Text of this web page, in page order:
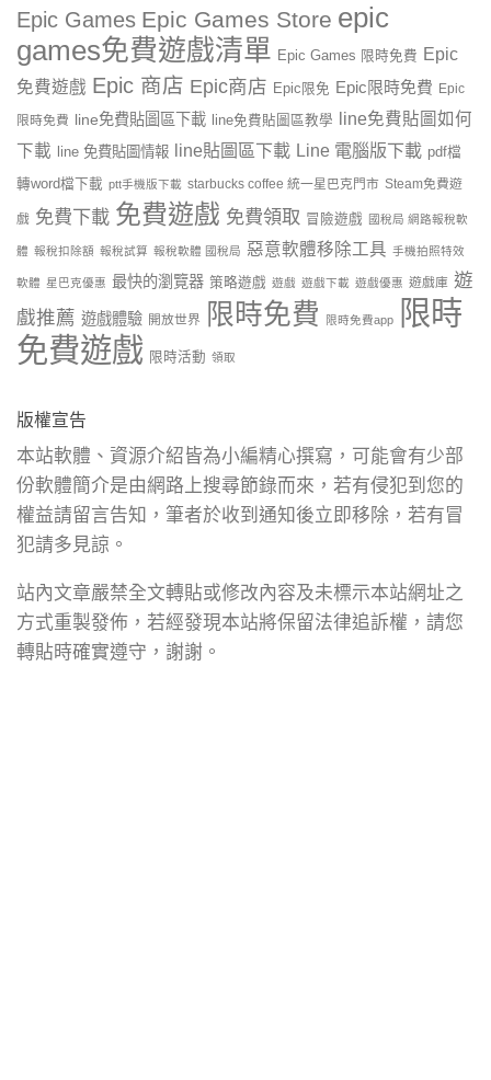
Epic Games Epic Games Store epic
games免費遊戲清單 Epic Games 限時免費 Epic
免費遊戲 Epic 商店 Epic商店 Epic限免 Epic限時免費 Epic
限時免費 line免費貼圖區下載 line免費貼圖區教學
line免費貼圖如何
下載
line 免費貼圖情報 line貼圖區下載 Line 電腦版下載 pdf檔
轉word檔下載 ptt手機版下載 starbucks coffee 統一星巴克門市 Steam免費遊
戲 免費下載 免費遊戲 免費領取 冒險遊戲 國稅局 網路報稅軟
體 報稅扣除額 報稅試算 報稅軟體 國稅局 惡意軟體移除工具 手機拍照特效
軟體 星巴克優惠 最快的瀏覽器 策略遊戲 遊戲 遊戲下載 遊戲優惠 遊戲庫 遊
戲推薦 遊戲體驗 開放世界 限時免費 限時免費app
限時
免費遊戲 限時活動 領取
版權宣告
本站軟體、資源介紹皆為小編精心撰寫，可能會有少部
份軟體簡介是由網路上搜尋節錄而來，若有侵犯到您的
權益請留言告知，筆者於收到通知後立即移除，若有冒
犯請多見諒。
站內文章嚴禁全文轉貼或修改內容及未標示本站網址之
方式重製發佈，若經發現本站將保留法律追訴權，請您
轉貼時確實遵守，謝謝。